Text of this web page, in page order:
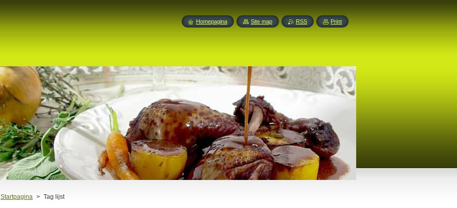
Startpagina > Tag lijst
Homepagina Site map RSS Print